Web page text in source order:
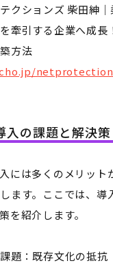
クションズ 柴田紳
牽引する企業へ成長
方法
入の課題と解決策
には多くのメリット
ます。ここでは、導
を紹介します。
題：既存文化の抵抗